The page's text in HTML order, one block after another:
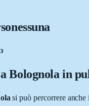
nessuna
aBolognolain
si può percorrere